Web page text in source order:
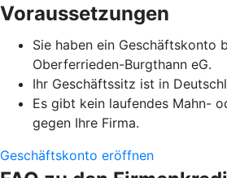
Voraussetzungen
Sie haben ein Geschäftskonto
Oberferrieden-Burgthann eG.
Ihr Geschäftssitz ist in
Es gibt kein laufendes Mahn-
gegen Ihre Firma.
Geschäftskonto eröffnen